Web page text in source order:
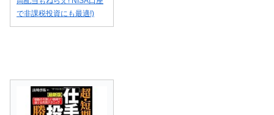
で非課税投資にも最適!)